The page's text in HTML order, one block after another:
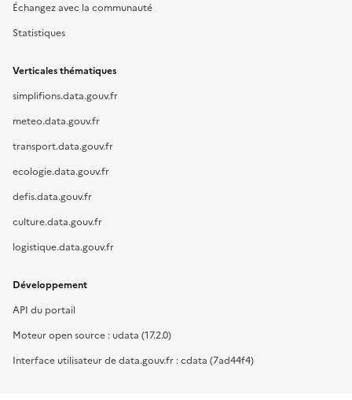
Échangez avec la communauté
Statistiques
Verticales thématiques
simplifions.data.gouv.fr
meteo.data.gouv.fr
transport.data.gouv.fr
ecologie.data.gouv.fr
defis.data.gouv.fr
culture.data.gouv.fr
logistique.data.gouv.fr
Développement
API du portail
Moteur open source : udata (17.2.0)
Interface utilisateur de data.gouv.fr : cdata (7ad44f4)